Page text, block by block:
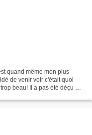
quand même mon plus
de venir voir c'était quoi
beau! Il a pas été déçu du